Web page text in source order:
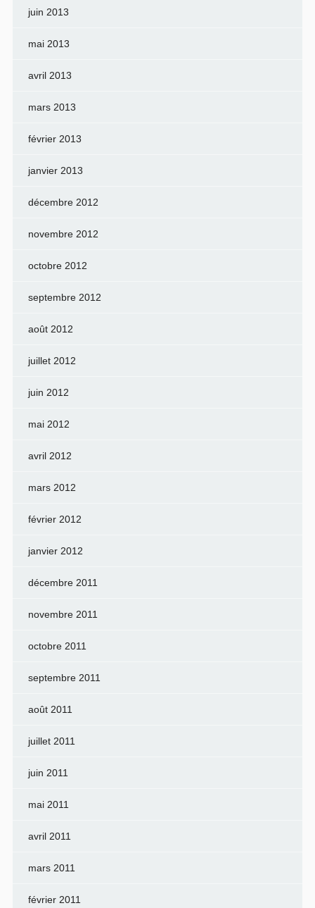
juin 2013
mai 2013
avril 2013
mars 2013
février 2013
janvier 2013
décembre 2012
novembre 2012
octobre 2012
septembre 2012
août 2012
juillet 2012
juin 2012
mai 2012
avril 2012
mars 2012
février 2012
janvier 2012
décembre 2011
novembre 2011
octobre 2011
septembre 2011
août 2011
juillet 2011
juin 2011
mai 2011
avril 2011
mars 2011
février 2011